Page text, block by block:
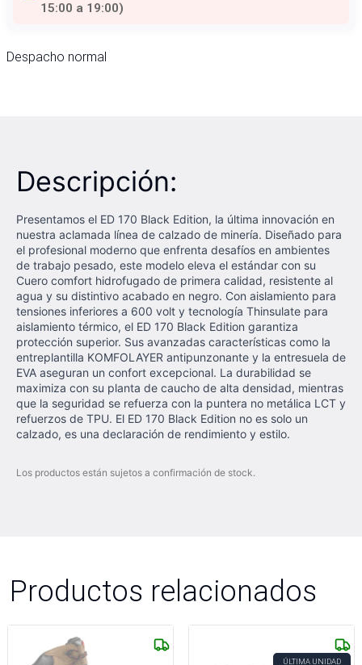
15:00 a 19:00)
Despacho normal
Descripción:
Presentamos el ED 170 Black Edition, la última innovación en
nuestra aclamada línea de calzado de minería. Diseñado para
el profesional moderno que enfrenta desafíos en ambientes
de trabajo pesado, este modelo eleva el estándar con su
Cuero comfort hidrofugado de primera calidad, resistente al
agua y su distintivo acabado en negro. Con aislamiento para
tensiones inferiores a 600 volt y tecnología Thinsulate para
aislamiento térmico, el ED 170 Black Edition garantiza
protección superior. Sus avanzadas características como la
entreplantilla KOMFOLAYER antipunzonante y la entresuela de
EVA aseguran un confort excepcional. La durabilidad se
maximiza con su planta de caucho de alta densidad, mientras
que la seguridad se refuerza con la puntera no metálica LCT y
refuerzos de TPU. El ED 170 Black Edition no es solo un
calzado, es una declaración de rendimiento y estilo.
Los productos están sujetos a confirmación de stock.
Productos relacionados
ÚLTIMA UNIDAD